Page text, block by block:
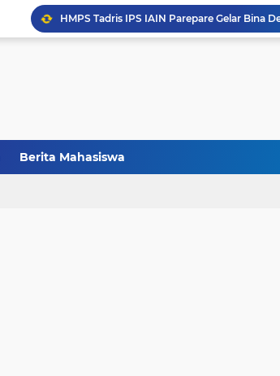
Melalui Abdi Desa HMPS MPI Hadirkan
FAKSHI Gelar Yudisium, Mahasiswa Diajak
Berita Mahasiswa